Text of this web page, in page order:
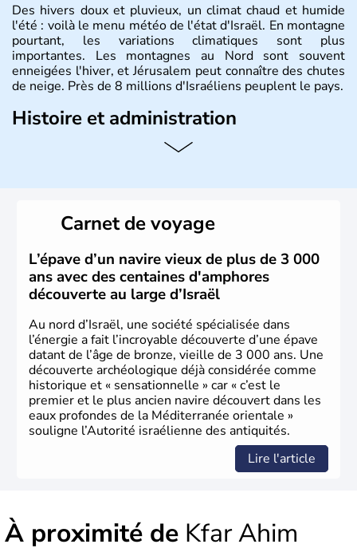
Des hivers doux et pluvieux, un climat chaud et humide
l'été : voilà le menu météo de l'état d'Israël. En montagne
pourtant, les variations climatiques sont plus
importantes. Les montagnes au Nord sont souvent
enneigées l'hiver, et Jérusalem peut connaître des chutes
de neige. Près de 8 millions d'Israéliens peuplent le pays.
Histoire et administration
L'Israël est un état de la partie est de la Méditerranée,
vrai essor économique dans le domaine des nouvelles
Carnet de voyage
L’épave d’un navire vieux de plus de 3 000
ans avec des centaines d'amphores
découverte au large d’Israël
Au nord d’Israël, une société spécialisée dans
l’énergie a fait l’incroyable découverte d’une épave
datant de l’âge de bronze, vieille de 3 000 ans. Une
découverte archéologique déjà considérée comme
historique et « sensationnelle » car « c’est le
premier et le plus ancien navire découvert dans les
eaux profondes de la Méditerranée orientale »
souligne l’Autorité israélienne des antiquités.
Lire l'article
À proximité de Kfar Ahim